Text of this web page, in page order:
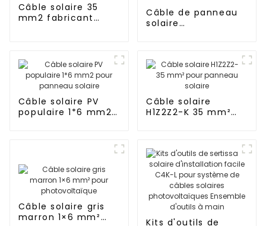
Câble solaire 35
mm2 fabricant
62930 IEC131
Câble de panneau
solaire
solaire 1*10mm2
Câble
Câble solaire PV
populaire 1*6 mm2
Câble solaire
H1Z2Z2-K 35 mm²
Câble solaire gris
marron 1×6 mm²
Kits d'outils de